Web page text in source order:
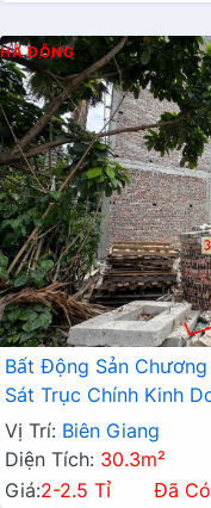
HÀ ĐÔNG
Bất Động Sản
Sát Trục Chính Kinh
Chỉ Vài Trăm Mét
Vị Trí: Biên Giang
Diện Tích: 30.3m²
Giá:2-2.5 Tỉ Đã